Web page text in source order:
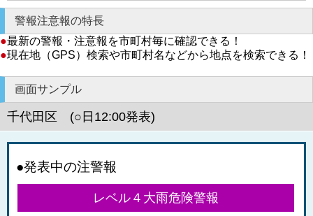
警報注意報の特長
●最新の警報・注意報を市町村毎に確認できる！
●現在地（GPS）検索や市町村名などから地点を検索できる！
画面サンプル
千代田区 (○日12:00発表)
●発表中の注警報
レベル４大雨危険警報